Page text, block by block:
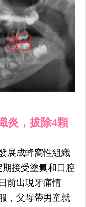
炎，拔除4顆
展成蜂窩性組織
期接受塗氟和口腔
前出現牙痛情
，父母帶男童就